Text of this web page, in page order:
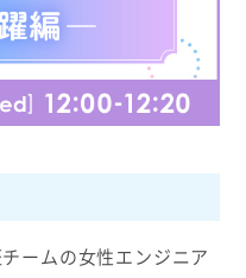
ームの女性エンジニア